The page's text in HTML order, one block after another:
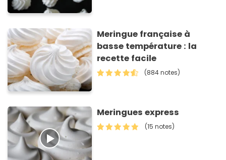
Meringue française à
basse température : la
recette facile
(884 notes)
Meringues express
(15 notes)